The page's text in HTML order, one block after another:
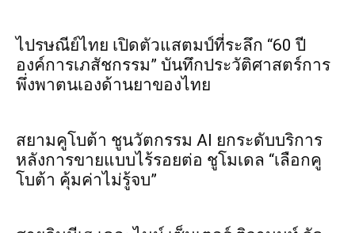
ไปรษณีย์ไทย เปิดตัวแสตมป์ที่ระลึก “60 ปี
องค์การเภสัชกรรม” บันทึกประวัติศาสตร์การ
พึ่งพาตนเองด้านยาของไทย
สยามคูโบต้า ชูนวัตกรรม AI ยกระดับบริการ
หลังการขายแบบไร้รอยต่อ ชูโมเดล “เลือกคู
โบต้า คุ้มค่าไม่รู้จบ”